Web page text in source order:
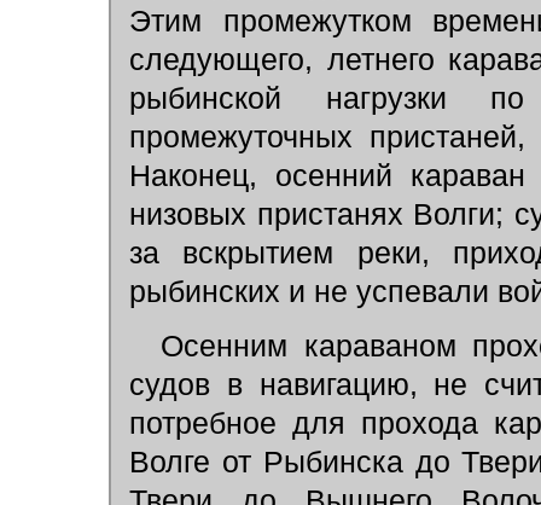
Этим промежутком
следующего, летнего
рыбинской нагрузки
промежуточных
Наконец, осенний
низовых пристанях Волги;
за вскрытием реки,
рыбинских и не успевали
Осенним караваном
судов в навигацию, не
потребное для прохода
Волге от Рыбинска до